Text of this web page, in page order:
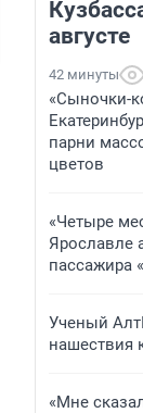
августе
42 минуты
«Сыночки-
парни
цветов
«Четыре
Ярославле
пассажира
Ученый
нашествия
«Мне